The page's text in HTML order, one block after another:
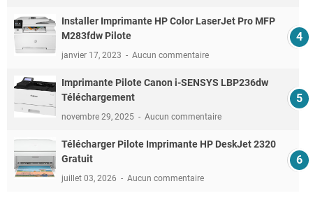
Installer Imprimante HP Color LaserJet Pro MFP
M283fdw Pilote
janvier 17, 2023 Aucun commentaire
Imprimante Pilote Canon i-SENSYS LBP236dw
Téléchargement
novembre 29, 2025 Aucun commentaire
Télécharger Pilote Imprimante HP DeskJet 2320
Gratuit
juillet 03, 2026 Aucun commentaire